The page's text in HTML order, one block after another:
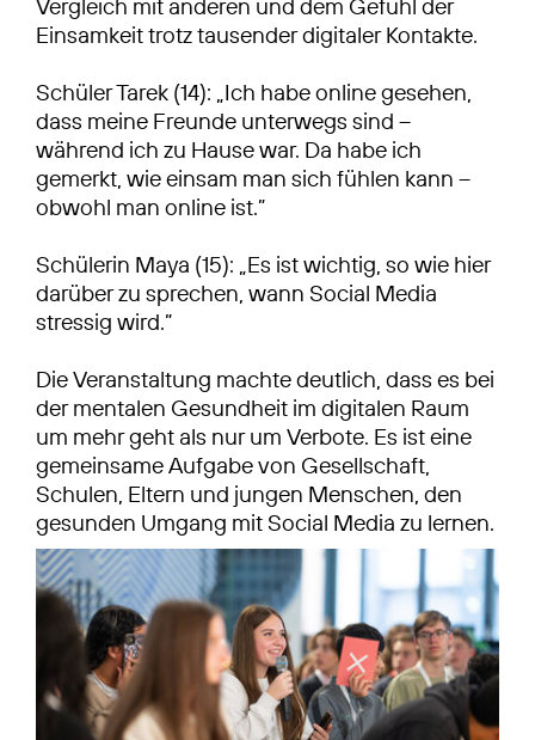
Vergleich mit anderen und dem Gefühl der
Einsamkeit trotz tausender digitaler Kontakte.
Schüler Tarek (14): „Ich habe online gesehen,
dass meine Freunde unterwegs sind –
während ich zu Hause war. Da habe ich
gemerkt, wie einsam man sich fühlen kann –
obwohl man online ist.”
Schülerin Maya (15): „Es ist wichtig, so wie hier
darüber zu sprechen, wann Social Media
stressig wird.”
Die Veranstaltung machte deutlich, dass es bei
der mentalen Gesundheit im digitalen Raum
um mehr geht als nur um Verbote. Es ist eine
gemeinsame Aufgabe von Gesellschaft,
Schulen, Eltern und jungen Menschen, den
gesunden Umgang mit Social Media zu lernen.